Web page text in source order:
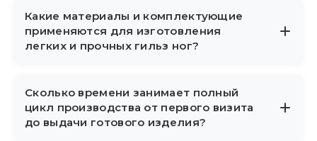
Создание начинается с первичного
медицинского осмотра и высокоточного
сканирования культи. На собственной
гильзу и собирают механические,
пневматические или микропроцессорные
модули, строго контролируя качество на
Какие материалы и комплектующие
применяются для изготовления
легких и прочных гильз ног?
В работе используются прочное
углеволокно, медицинский титан,
ударопрочный пластик и мягкие
Сколько времени занимает полный
цикл производства от первого визита
до выдачи готового изделия?